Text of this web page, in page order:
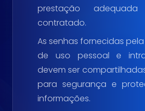
prestação
contratado.
As senhas fornecidas pela
de uso pessoal e
devem ser
para segurança e
informações.